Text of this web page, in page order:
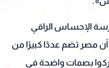
الإحساس الراقي
أن مصر تضم عددًا كبيرًا من
تركوا بصمات واضحة في